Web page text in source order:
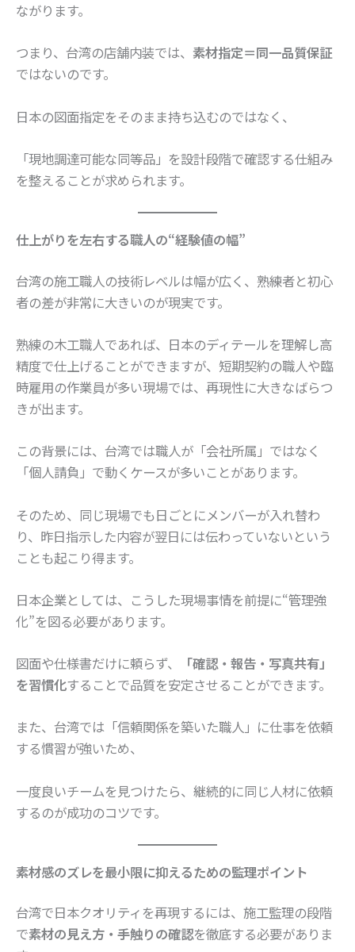
ながります。
つまり、台湾の店舗内装では、 素材指定＝同一品質保証
ではないのです。
日本の図面指定をそのまま持ち込むのではなく、
「現地調達可能な同等品」を設計段階で確認する仕組み
を整えることが求められます。
仕上がりを左右する職人の“経験値の幅”
台湾の施工職人の技術レベルは幅が広く、熟練者と初心
者の差が非常に大きいのが現実です。
熟練の木工職人であれば、日本のディテールを理解し高
精度で仕上げることができますが、短期契約の職人や臨
時雇用の作業員が多い現場では、再現性に大きなばらつ
きが出ます。
この背景には、台湾では職人が「会社所属」ではなく
「個人請負」で動くケースが多いことがあります。
そのため、同じ現場でも日ごとにメンバーが入れ替わ
り、昨日指示した内容が翌日には伝わっていないという
ことも起こり得ます。
日本企業としては、こうした現場事情を前提に“管理強
化”を図る必要があります。
図面や仕様書だけに頼らず、
「確認・報告・写真共有」
を習慣化することで品質を安定させることができます。
また、台湾では「信頼関係を築いた職人」に仕事を依頼
する慣習が強いため、
一度良いチームを見つけたら、継続的に同じ人材に依頼
するのが成功のコツです。
素材感のズレを最小限に抑えるための監理ポイント
台湾で日本クオリティを再現するには、施工監理の段階
で素材の見え方・手触りの確認を徹底する必要がありま